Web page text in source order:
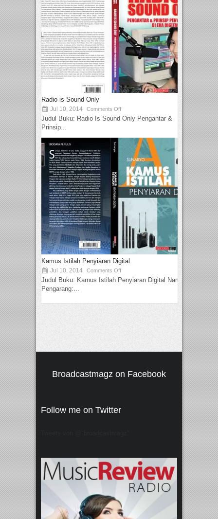
Radio is Sound Only
Jul 10, 2014 Comments Off
Judul Buku: Radio Is Sound Only Pengantar &
Prinsip...
Kamus Istilah Penyiaran Digital
Jul 10, 2014 Comments Off
Judul Buku: Kamus Istilah Penyiaran Digital Nama
Pengarang:...
Broadcastmagz on Facebook
Follow me on Twitter